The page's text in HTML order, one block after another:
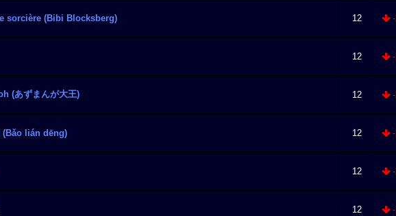
sorcière (Bibi Blocksberg) 12 -
12 -
(あずまんが大王) 12 -
(Bǎo lián dēng) 12 -
12 -
12 -